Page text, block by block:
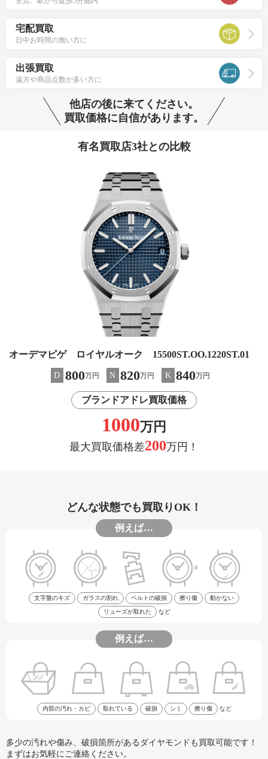
宅配買取
日中お時間の無い方に
出張買取
遠方や商品点数が多い方に
他店の後に来てください。
買取価格に自信があります。
有名買取店3社との比較
オーデマピゲ ロイヤルオーク 15500ST.OO.1220ST.01
D 800万円 N 820万円 K 840万円
ブランドアドレ買取価格
1000万円
最大買取価格差200万円！
どんな状態でも買取りOK！
例えば…
文字盤のキズ ガラスの割れ ベルトの破損 擦り傷 動かない
リューズが取れた など
例えば…
内部の汚れ・カビ 取れている 破損 シミ 擦り傷 など
多少の汚れや傷み、破損箇所があるダイヤモンドも買取可能です！
まずはお気軽にご連絡ください。